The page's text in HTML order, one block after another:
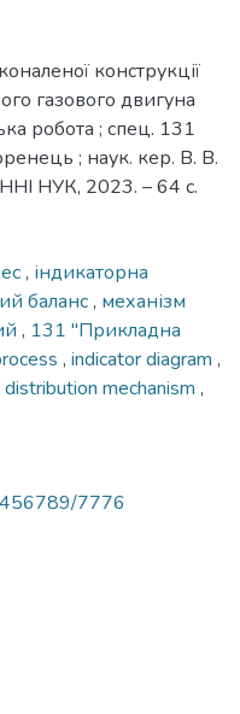
конструкції
газового двигуна
робота ; спец. 131
; наук. кер. В. В.
НУК, 2023. – 64 с.
, індикаторна
баланс, механізм
, 131 ''Прикладна
, indicator diagram ,
mechanism ,
7776